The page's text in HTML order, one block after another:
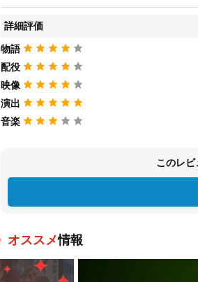
詳細評価
物語
配役
映像
演出
音楽
このレビ
オススメ情報